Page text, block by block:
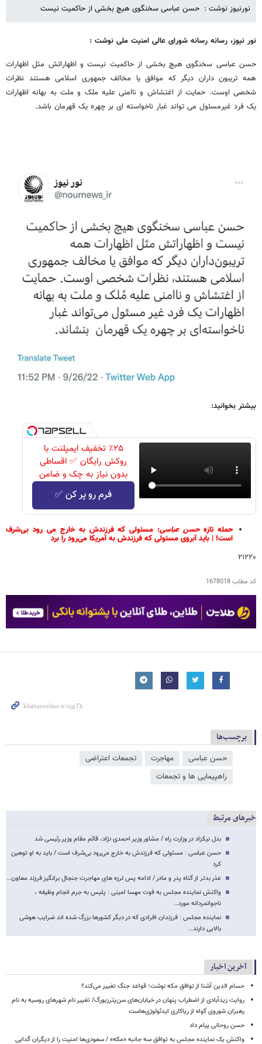
نورنیوز نوشت : حسن عباسی سخنگوی هیچ بخشی از حاکمیت نیست
نور نیوز، رسانه رسانه شورای عالی امنیت ملی نوشت :
حسن عباسی سخنگوی هیچ بخشی از حاکمیت نیست و اظهاراتش مثل اظهارات
همه تریبون داران دیگر که موافق یا مخالف جمهوری اسلامی هستند نظرات
شخصی اوست. حمایت از اغتشاش و ناامنی علیه ملک و ملت به بهانه اظهارات
یک فرد غیرمسئول می تواند غبار ناخواسته ای بر چهره یک قهرمان باشد.
بیشتر بخوانید:
٪۲۵ تخفیف ایمپلنت با
روکش رایگان ✅ اقساطی
بدون نیاز به چک و ضامن
فرم رو پر کن ✅
حمله تازهحسن عباسی: مسئولی که فرزندش به خارج می‌ رود بی‌شرف
است! | باید آبروی مسئولی که فرزندش به آمریکا می‌رود را برد
۲۱۲۲۰
کد مطلب1678018
برچسب‌ها
حسن عباسی مهاجرت
تجمعات اعتراضی
راهپیمایی ها و تجمعات
خبرهای مرتبط
بدل نیکزاد در وزارت راه / مشاور وزیر احمدی نژاد، قائم مقام وزیر رئیسی شد
حسن عباسی : مسئولی که فرزندش به خارج می‌رود بی‌شرف است / باید به او توهین
کرد
عذر بدتر از گناه پدر و مادر / ادامه پس لرزه های مهاجرت جنجال برانگیز فرزند معاون…
واکنش نماینده مجلس به فوت مهسا امینی : ‏پلیس به جرم انجام وظیفه ،
ناجوانمردانه مورد…
نماینده مجلس : فرزندان افرادی که در دیگر کشورها بزرگ شده اند ضرایب هوشی
بالایی دارند…
آخرین اخبار
حسام الدین آشنا از توافق مکه نوشت؛ قواعد جنگ تغییر می‌کند؟
روایت زیدآبادی از اضطراب پنهان در خیابان‌های سن‌پترزبورگ/ تغییر نام شهرهای روسیه به نام
رهبران شوروی گواه از ریاکاری ایدئولوژی‌هاست
حسن روحانی پیام داد
واکنش یک نماینده مجلس به توافق سه جانبه «مکه» / سعودی‌ها امنیت را از دیگران گدایی